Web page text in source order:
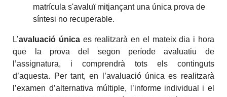
matrícula s'avaluï mitjançant una única prova de
síntesi no recuperable.
L’avaluació única es realitzarà en el mateix dia i hora
que la prova del segon període avaluatiu de
l’assignatura, i comprendrà tots els continguts
d’aquesta. Per tant, en l’avaluació única es realitzarà
l’examen d’alternativa múltiple, l’informe individual i el